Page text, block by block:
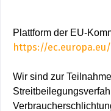
Plattform der EU-
https://
Wir sind zur